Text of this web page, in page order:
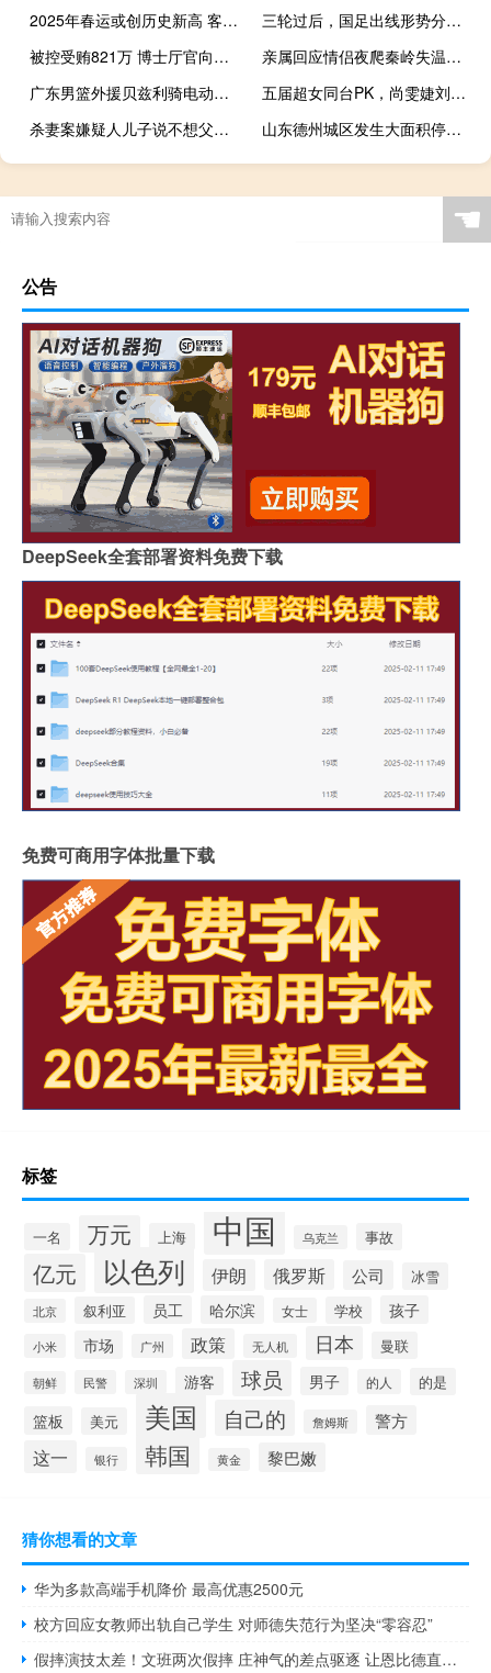
2025年春运或创历史新高 客流高峰引关注
三轮过后，国足出线形势分析：四日后VS印尼是晋级决战，输球机会渺茫
被控受贿821万 博士厅官向昀今日受审 庭审详情揭晓
亲属回应情侣夜爬秦岭失温遇难 两拨人冒险夜爬遇险
广东男篮外援贝兹利骑电动车险撞墙 惊险瞬间引热议
五届超女同台PK，尚雯婕刘力扬和解，《时光音乐会4》首播满满回忆杀
杀妻案嫌疑人儿子说不想父亲死 21年悬案告破？
山东德州城区发生大面积停电 多条线路故障已修复
☚
公告
DeepSeek全套部署资料免费下载
免费可商用字体批量下载
标签
一名 万元 上海 中国 乌克兰 事故
亿元 以色列 伊朗 俄罗斯 公司 冰雪
北京 叙利亚 员工 哈尔滨 女士 学校 孩子
小米 市场 广州 政策 无人机 日本 曼联
朝鲜 民警 深圳 游客 球员 男子 的人 的是
篮板 美元 美国 自己的 詹姆斯 警方
这一 银行 韩国 黄金 黎巴嫩
猜你想看的文章
华为多款高端手机降价 最高优惠2500元
校方回应女教师出轨自己学生 对师德失范行为坚决“零容忍”
假摔演技太差！文班两次假摔 庄神气的差点驱逐 让恩比德直接驱逐 争议吹罚引热议